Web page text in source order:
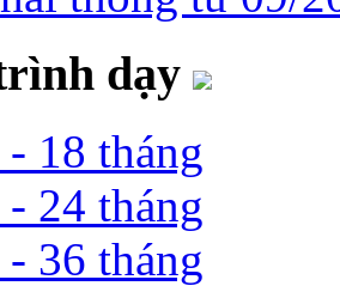
dạy
18 tháng
24 tháng
36 tháng